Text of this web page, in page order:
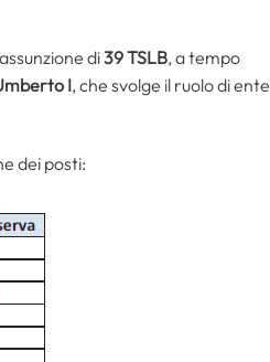
di39 TSLB, a tempo
I, che svolge il ruolo di ente
dei posti: